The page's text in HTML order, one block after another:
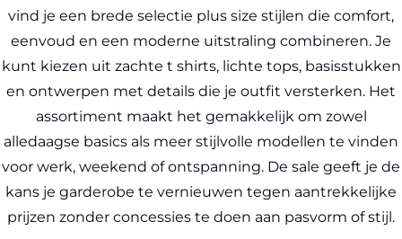
vind je een brede selectie plus size stijlen die comfort,
eenvoud en een moderne uitstraling combineren. Je
kunt kiezen uit zachte t shirts, lichte tops, basisstukken
en ontwerpen met details die je outfit versterken. Het
assortiment maakt het gemakkelijk om zowel
alledaagse basics als meer stijlvolle modellen te vinden
voor werk, weekend of ontspanning. De sale geeft je de
kans je garderobe te vernieuwen tegen aantrekkelijke
prijzen zonder concessies te doen aan pasvorm of stijl.